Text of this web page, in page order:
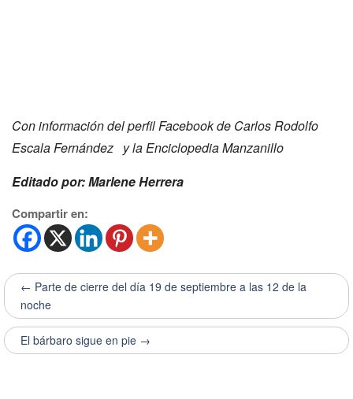
Con información del perfil Facebook de Carlos Rodolfo
Escala Fernández y la Enciclopedia Manzanillo
Editado por: Marlene Herrera
Compartir en:
← Parte de cierre del día 19 de septiembre a las 12 de la
noche
El bárbaro sigue en pie →